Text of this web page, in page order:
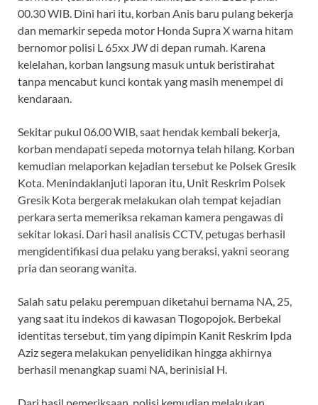
00.30 WIB. Dini hari itu, korban Anis baru pulang bekerja
dan memarkir sepeda motor Honda Supra X warna hitam
bernomor polisi L 65xx JW di depan rumah. Karena
kelelahan, korban langsung masuk untuk beristirahat
tanpa mencabut kunci kontak yang masih menempel di
kendaraan.
Sekitar pukul 06.00 WIB, saat hendak kembali bekerja,
korban mendapati sepeda motornya telah hilang. Korban
kemudian melaporkan kejadian tersebut ke Polsek Gresik
Kota. Menindaklanjuti laporan itu, Unit Reskrim Polsek
Gresik Kota bergerak melakukan olah tempat kejadian
perkara serta memeriksa rekaman kamera pengawas di
sekitar lokasi. Dari hasil analisis CCTV, petugas berhasil
mengidentifikasi dua pelaku yang beraksi, yakni seorang
pria dan seorang wanita.
Salah satu pelaku perempuan diketahui bernama NA, 25,
yang saat itu indekos di kawasan Tlogopojok. Berbekal
identitas tersebut, tim yang dipimpin Kanit Reskrim Ipda
Aziz segera melakukan penyelidikan hingga akhirnya
berhasil menangkap suami NA, berinisial H.
Dari hasil pemeriksaan, polisi kemudian melakukan